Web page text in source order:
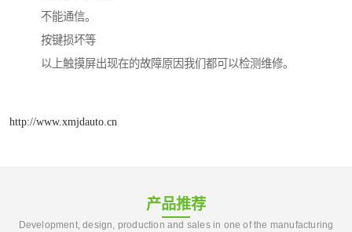
不能通信。
按键损坏等
以上触摸屏出现在的故障原因我们都可以检测维修。
http://www.xmjdauto.cn
产品推荐
Development, design, production and sales in one of the manufacturing